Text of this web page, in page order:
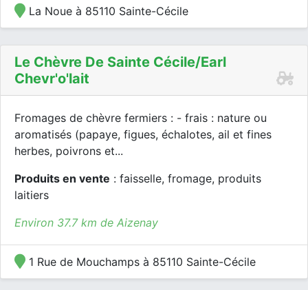
La Noue à 85110 Sainte-Cécile
Le Chèvre De Sainte Cécile/earl
Chevr'o'lait
Fromages de chèvre fermiers : - frais : nature ou
aromatisés (papaye, figues, échalotes, ail et fines
herbes, poivrons et...
Produits en vente : faisselle, fromage, produits
laitiers
Environ 37.7 km de Aizenay
1 Rue de Mouchamps à 85110 Sainte-Cécile